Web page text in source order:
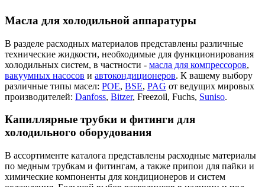
Масла для холодильной аппаратуры
В разделе расходных материалов представлены различные
технические жидкости, необходимые для функционирования
холодильных систем, в частности - масла для компрессоров,
вакуумных насосов и автокондиционеров. К вашему выбору
различные типы масел: POE, BSE, PAG от ведущих мировых
производителей: Danfoss, Bitzer, Freezoil, Fuchs, Suniso.
Капиллярные трубки и фитинги для
холодильного оборудования
В ассортименте каталога представлены расходные материалы
по медным трубкам и фитингам, а также припои для пайки и
химические компоненты для кондиционеров и систем